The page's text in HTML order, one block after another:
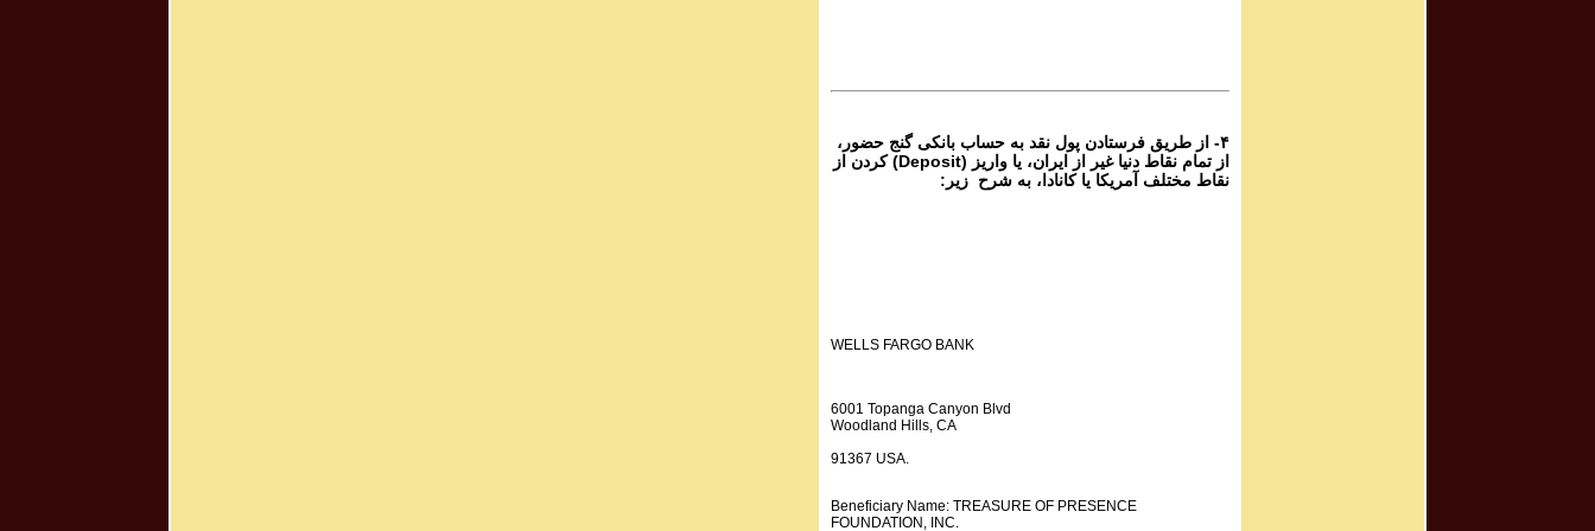
۴- از طریق فرستادن پول نقد به حساب بانکی گنج حضور،
از تمام نقاط دنیا غیر از ایران، یا واریز (Deposit) کردن از
نقاط مختلف آمریکا یا کانادا، به شرح زیر:
WELLS FARGO BANK
6001 Topanga Canyon Blvd
Woodland Hills, CA
91367 USA.
Beneficiary Name: TREASURE OF PRESENCE
FOUNDATION, INC.